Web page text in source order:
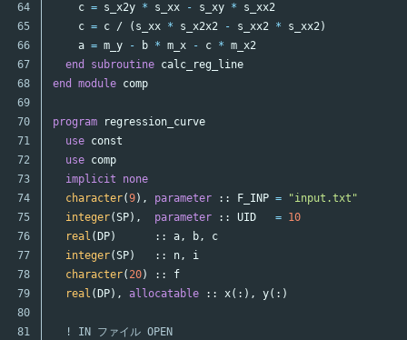
64
65
66
67
68
69
70
71
72
73
74
75
76
77
78
79
80
81
c = s_x2y * s_xx - s_xy *
s_xx2
c = c / ( s_xx * s_x2x2 - s_xx2 * s_xx2)
a = m_y - b * m_x - c * m_x2
end
subroutine calc_reg_line
end
module comp
program
regression_curve
use const
use comp
implicit
none
character(9), parameter :: F_INP =
"input.txt"
integer(SP), parameter :: UID = 10
real ( DP) :: a, b,
c
integer(SP) :: n,
i
character( 20) ::
f
real ( DP), allocatable :: x(:), y(:)
! IN ファイル OPEN